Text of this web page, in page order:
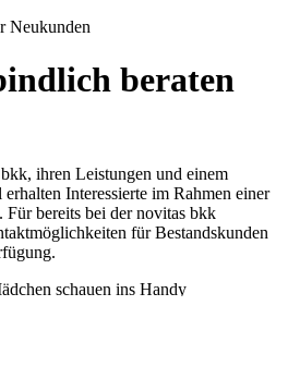
Neukunden
beraten
ihren Leistungen und einem
Interessierte im Rahmen einer
bereits bei der novitas bkk
für Bestandskunden